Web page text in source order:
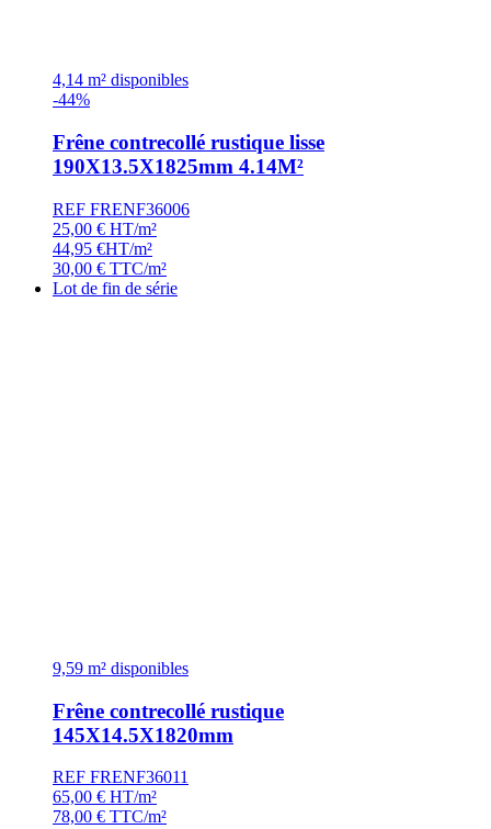
4,14 m² disponibles
-44%
Frêne contrecollé rustique lisse
190X13.5X1825mm 4.14M²
REF FRENF36006
25,00 € HT/m²
44,95 €HT/m²
30,00 € TTC/m²
Lot de fin de série
9,59 m² disponibles
Frêne contrecollé rustique
145X14.5X1820mm
REF FRENF36011
65,00 € HT/m²
78,00 € TTC/m²